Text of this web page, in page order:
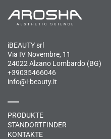
iBEAUTY srl
Via IV Novembre, 11
24022 Alzano Lombardo (BG)
+39035466046
info@i-beauty.it
PRODUKTE
STANDORTFINDER
KONTAKTE